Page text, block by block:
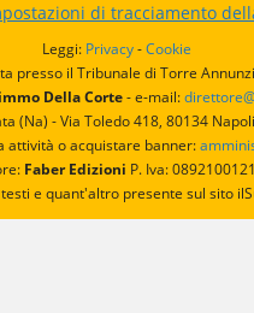
di tracciamento
Leggi: Privacy-Cookie
presso il Tribunale di Torre
Della Corte- e-mail:
(Na) - Via Toledo 418, 80134
attività o acquistare banner:
Faber Edizioni P. Iva:
e quant'altro presente sul sito